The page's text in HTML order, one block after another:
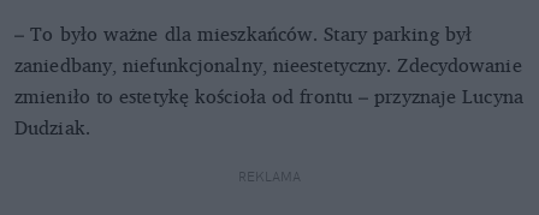
– To było ważne dla mieszkańców. Stary parking był
zaniedbany, niefunkcjonalny, nieestetyczny. Zdecydowanie
zmieniło to estetykę kościoła od frontu – przyznaje Lucyna
Dudziak.
REKLAMA